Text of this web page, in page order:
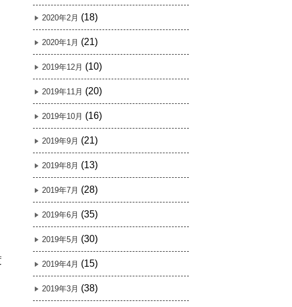
2020年2月 (18)
2020年1月 (21)
2019年12月 (10)
2019年11月 (20)
2019年10月 (16)
2019年9月 (21)
2019年8月 (13)
2019年7月 (28)
2019年6月 (35)
2019年5月 (30)
2019年4月 (15)
2019年3月 (38)